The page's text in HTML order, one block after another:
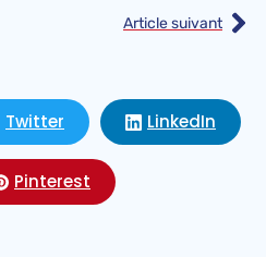
Article suivant
Twitter LinkedIn
Pinterest